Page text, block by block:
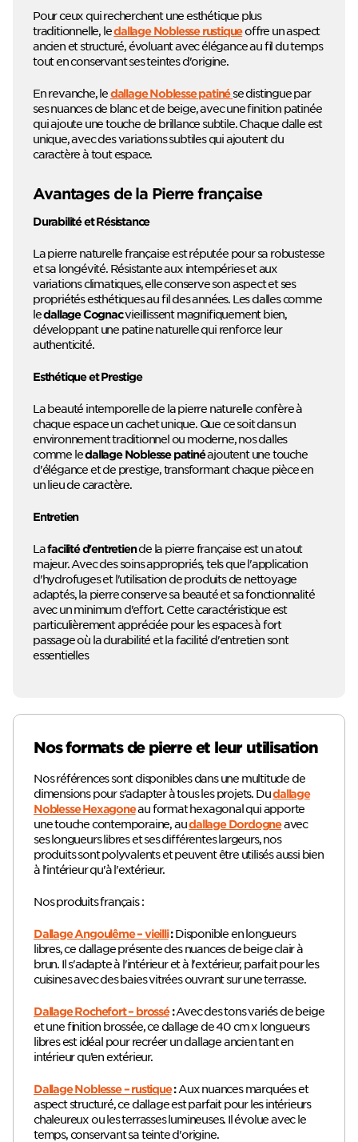
Pour ceux qui recherchent une esthétique plus
traditionnelle, ledallage Noblesse rustiqueoffre un aspect
ancien et structuré, évoluant avec élégance au fil du temps
tout en conservant ses teintes d'origine.
En revanche, ledallage Noblesse patinése distingue par
ses nuances de blanc et de beige, avec une finition patinée
qui ajoute une touche de brillance subtile. Chaque dalle est
unique, avec des variations subtiles qui ajoutent du
caractère à tout espace.
Avantages de la Pierre française
Durabilité et Résistance
La pierre naturelle française est réputée pour sa robustesse
et sa longévité. Résistante aux intempéries et aux
variations climatiques, elle conserve son aspect et ses
propriétés esthétiques au fil des années. Les dalles comme
ledallage Cognacvieillissent magnifiquement bien,
développant une patine naturelle qui renforce leur
authenticité.
Esthétique et Prestige
La beauté intemporelle de la pierre naturelle confère à
chaque espace un cachet unique. Que ce soit dans un
environnement traditionnel ou moderne, nos dalles
comme ledallage Noblesse patinéajoutent une touche
d'élégance et de prestige, transformant chaque pièce en
un lieu de caractère.
Entretien
Lafacilité d'entretiende la pierre française est un atout
majeur. Avec des soins appropriés, tels que l'application
d'hydrofuges et l'utilisation de produits de nettoyage
adaptés, la pierre conserve sa beauté et sa fonctionnalité
avec un minimum d'effort. Cette caractéristique est
particulièrement appréciée pour les espaces à fort
passage où la durabilité et la facilité d'entretien sont
essentielles
Nos formats de pierre et leur utilisation
Nos références sont disponibles dans une multitude de
dimensions pour s'adapter à tous les projets. Dudallage
Noblesse Hexagoneau format hexagonal qui apporte
une touche contemporaine, audallage Dordogneavec
ses longueurs libres et ses différentes largeurs, nos
produits sont polyvalents et peuvent être utilisés aussi bien
à l'intérieur qu'à l'extérieur.
Nos produits français :
Dallage Angoulême – vieilli:Disponible en longueurs
libres, ce dallage présente des nuances de beige clair à
brun. Il s'adapte à l'intérieur et à l'extérieur, parfait pour les
cuisines avec des baies vitrées ouvrant sur une terrasse.
Dallage Rochefort – brossé:Avec des tons variés de beige
et une finition brossée, ce dallage de 40 cm x longueurs
libres est idéal pour recréer un dallage ancien tant en
intérieur qu’en extérieur.
Dallage Noblesse – rustique:Aux nuances marquées et
aspect structuré, ce dallage est parfait pour les intérieurs
chaleureux ou les terrasses lumineuses. Il évolue avec le
temps, conservant sa teinte d'origine.